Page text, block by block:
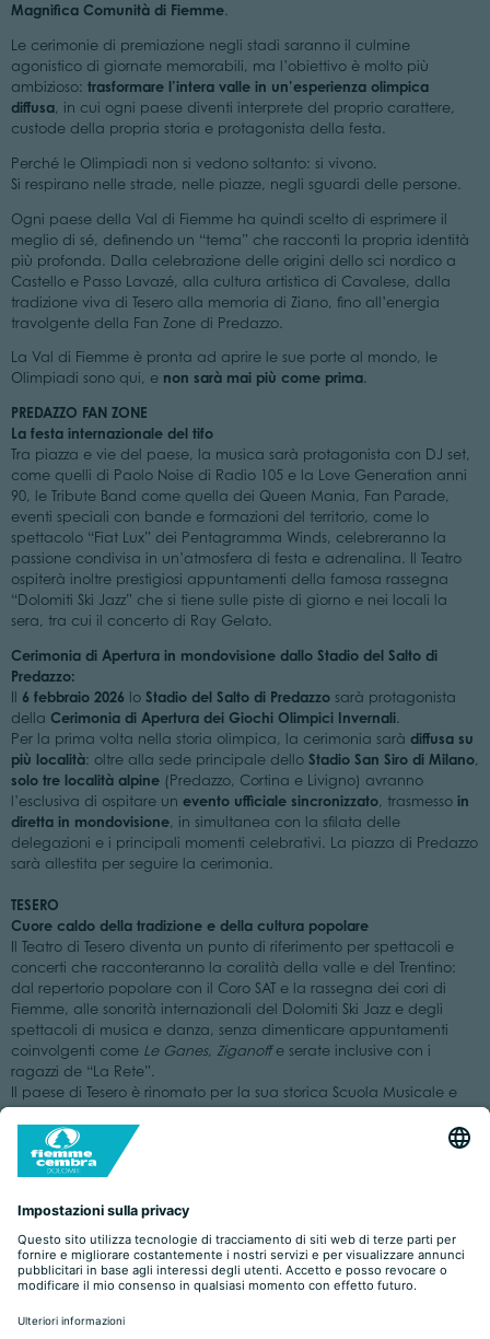
Magnifica Comunità di Fiemme.
Le cerimonie di premiazione negli stadi saranno il culmine
agonistico di giornate memorabili, ma l’obiettivo è molto più
ambizioso: trasformare l’intera valle in un’esperienza olimpica
diffusa, in cui ogni paese diventi interprete del proprio carattere,
custode della propria storia e protagonista della festa.
Perché le Olimpiadi non si vedono soltanto: si vivono.
Si respirano nelle strade, nelle piazze, negli sguardi delle persone.
Ogni paese della Val di Fiemme ha quindi scelto di esprimere il
meglio di sé, definendo un “tema” che racconti la propria identità
più profonda. Dalla celebrazione delle origini dello sci nordico a
Castello e Passo Lavazé, alla cultura artistica di Cavalese, dalla
tradizione viva di Tesero alla memoria di Ziano, fino all’energia
travolgente della Fan Zone di Predazzo.
La Val di Fiemme è pronta ad aprire le sue porte al mondo, le
Olimpiadi sono qui, e non sarà mai più come prima.
PREDAZZO FAN ZONE
La festa internazionale del tifo
Tra piazza e vie del paese, la musica sarà protagonista con DJ set,
come quelli di Paolo Noise di Radio 105 e la Love Generation anni
90, le Tribute Band come quella dei Queen Mania, Fan Parade,
eventi speciali con bande e formazioni del territorio, come lo
spettacolo “Fiat Lux” dei Pentagramma Winds, celebreranno la
passione condivisa in un’atmosfera di festa e adrenalina. Il Teatro
ospiterà inoltre prestigiosi appuntamenti della famosa rassegna
“Dolomiti Ski Jazz” che si tiene sulle piste di giorno e nei locali la
sera, tra cui il concerto di Ray Gelato.
Cerimonia di Apertura in mondovisione dallo Stadio del Salto di
Predazzo:
6 febbraio 2026 lo Stadio del Salto di Predazzosarà protagonista
della Cerimonia di Apertura dei Giochi Olimpici Invernali.
Per la prima volta nella storia olimpica, la cerimonia sarà diffusa su
più località: oltre alla sede principale dello Stadio San Siro di Milano,
solo tre località alpine(Predazzo, Cortina e Livigno) avranno
l’esclusiva di ospitare un evento ufficiale sincronizzato, trasmesso in
diretta in mondovisione, in simultanea con la sfilata delle
delegazioni e i principali momenti celebrativi. La piazza di Predazzo
sarà allestita per seguire la cerimonia.
TESERO
Cuore caldo della tradizione e della cultura popolare
Il Teatro di Tesero diventa un punto di riferimento per spettacoli e
concerti che racconteranno la coralità della valle e del Trentino:
dal repertorio popolare con il Coro SAT e la rassegna dei cori di
Fiemme, alle sonorità internazionali del Dolomiti Ski Jazz e degli
spettacoli di musica e danza, senza dimenticare appuntamenti
coinvolgenti come Le Ganes, Ziganoffe serate inclusive con i
ragazzi de “La Rete”.
Il paese di Tesero è rinomato per la sua storica Scuola Musicale e
generazioni coinvolge l’intera comunità. Non mancheranno quindi i
concerti delle bande musicali di Fiemme, pronti a regalare
emozioni e a valorizzare l’identità sonora del territorio, insieme alla
Gli ambienti storici diCasa Jellici, rustico signorile documentato fin
dai primi anni del 1500 e restaurato nel 2015, ospiteranno la mostra
Presepi dai Cinque Continenti”. Una preziosa collezione di opere e
manufatti provenienti da ogni parte del mondo racconterà le